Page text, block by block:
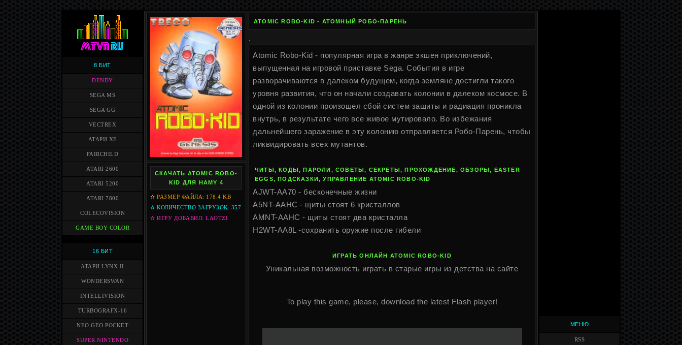
8 БИТ
DENDY
SEGA MS
SEGA GG
VECTREX
АТАРИ XE
FAIRCHILD
ATARI 2600
ATARI 5200
ATARI 7800
COLECOVISION
GAME BOY COLOR
16 БИТ
АТАРИ LYNX II
WONDERSWAN
INTELLIVISION
TURBOGRAFX-16
NEO GEO POCKET
SUPER NINTENDO
СКАЧАТЬ ATOMIC ROBO-
KID ДЛЯ HAMY 4
✫ РАЗМЕР ФАЙЛА: 178.4 KB
✫ КОЛИЧЕСТВО ЗАГРУЗОК: 357
✫ ИГРУ ДОБАВИЛ: LAOTZI
ATOMIC ROBO-KID - АТОМНЫЙ РОБО-ПАРЕНЬ
.
Atomic Robo-Kid - популярная игра в жанре экшен приключений,
выпущенная на игровой приставке Sega. События в игре
разворачиваются в далеком будущем, когда земляне достигли такого
уровня развития, что он начали создавать колонии в далеком космосе. В
одной из колонии произошел сбой систем защиты и радиация проникла
внутрь, в результате чего все живое мутировало. Во избежания
дальнейшего заражение в эту колонию отправляется Робо-Парень, чтобы
ликвидировать всех мутантов.
ЧИТЫ, КОДЫ, ПАРОЛИ, СОВЕТЫ, СЕКРЕТЫ, ПРОХОЖДЕНИЕ, ОБЗОРЫ, EASTER
EGGS, ПОДСКАЗКИ, УПРАВЛЕНИЕ ATOMIC ROBO-KID
AJWT-AA70 - бесконечные жизни
A5NT-AAHC - щиты стоят 6 кристаллов
AMNT-AAHC - щиты стоят два кристалла
H2WT-AA8L -сохранить оружие после гибели
ИГРАТЬ ОНЛАЙН ATOMIC ROBO-KID
Уникальная возможность играть в старые игры из детства на сайте
To play this game, please, download the latest Flash player!
МЕНЮ
RSS